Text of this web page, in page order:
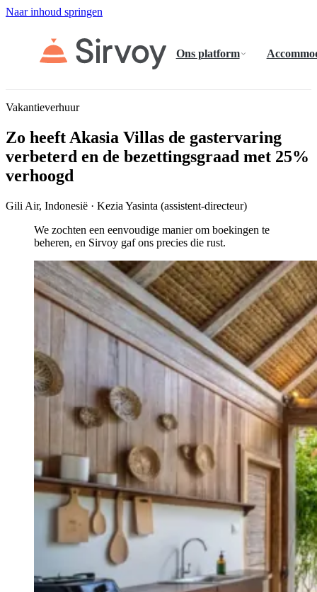
Naar inhoud springen
Ons platform
Vakantieverhuur
Zo heeft Akasia Villas de gastervaring
verbeterd en de bezettingsgraad met 25%
verhoogd
Gili Air, Indonesië · Kezia Yasinta (assistent-directeur)
We zochten een eenvoudige manier om boekingen te
beheren, en Sirvoy gaf ons precies die rust.